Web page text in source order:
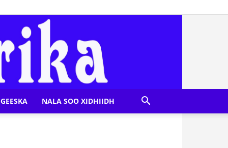
NALA SOO XIDHIIDH